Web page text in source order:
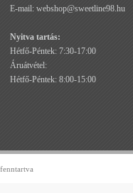
E-mail: webshop@sweetline98.hu
Nyitva tartás:
Hétfő-Péntek: 7:30-17:00
Áruátvétel:
Hétfő-Péntek: 8:00-15:00